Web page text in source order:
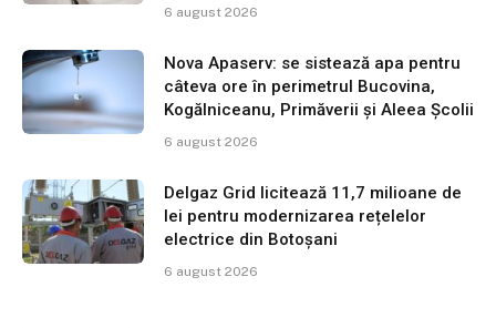
6 august 2026
Nova Apaserv: se sistează apa pentru
câteva ore în perimetrul Bucovina,
Kogălniceanu, Primăverii și Aleea Școlii
6 august 2026
Delgaz Grid licitează 11,7 milioane de
lei pentru modernizarea rețelelor
electrice din Botoșani
6 august 2026